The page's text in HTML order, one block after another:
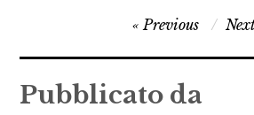
Navigazione
articoli
Previous
Pubblicato da